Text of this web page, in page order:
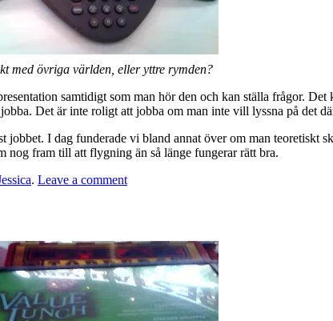
med övriga världen, eller yttre rymden?
samtidigt som man hör den och kan ställa frågor. Det
Det är inte roligt att jobba om man inte vill lyssna på det
I dag funderade vi bland annat över om man teoretiskt
nog fram till att flygning än så länge fungerar rätt bra.
. Leave a comment